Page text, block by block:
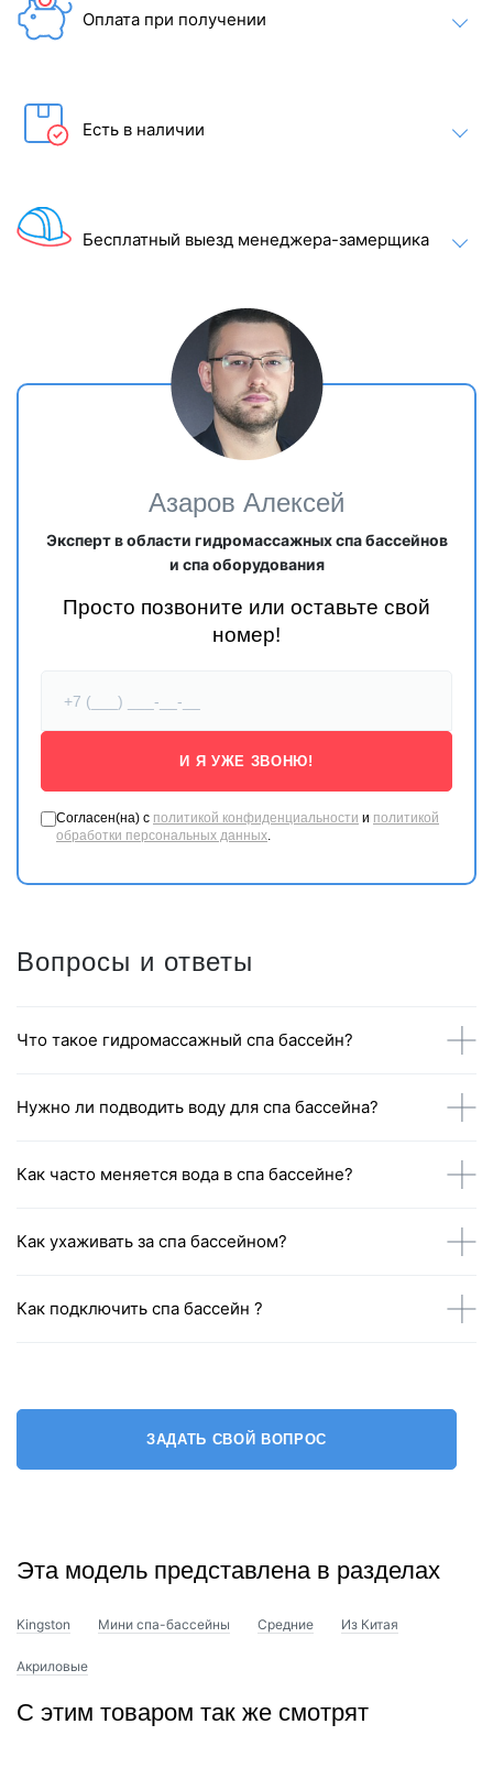
Азаров Алексей
Эксперт в области гидромассажных спа бассейнов
и спа оборудования
Просто позвоните или оставьте свой
номер!
И Я УЖЕ ЗВОНЮ!
Согласен(на) с политикой конфиденциальности и политикой
обработки персональных данных.
Оплата при получении
Есть в наличии
Бесплатный выезд менеджера-замерщика
Вопросы и ответы
Что такое гидромассажный спа бассейн?
Нужно ли подводить воду для спа бассейна?
Как часто меняется вода в спа бассейне?
Как ухаживать за спа бассейном?
Как подключить спа бассейн ?
ЗАДАТЬ СВОЙ ВОПРОС
Эта модель представлена в разделах
Kingston Мини спа-бассейны Средние Из Китая
Акриловые
С этим товаром так же смотрят